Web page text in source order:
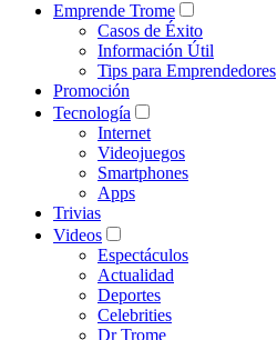
Emprende Trome
Casos de Éxito
Información Útil
Tips para Emprendedores
Promoción
Tecnología
Internet
Videojuegos
Smartphones
Apps
Trivias
Videos
Espectáculos
Actualidad
Deportes
Celebrities
Dr Trome